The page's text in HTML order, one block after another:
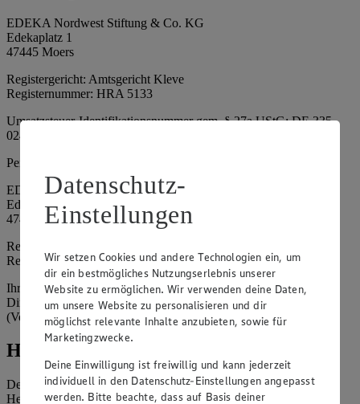
EDEKA Nordwest Stiftung & Co. KG
Edekaplatz 1
47445 Moers
Registergericht: Amtsgericht Kleve
Registernummer: HRA 5133
Umsatzsteuer-Identifikationsnummer gem. § 27a UStG: DE 335
024 695
Persönlich haftende Gesellschafterin:
EDEKA Nordwest Handelsstiftung e. K.
Edekaplatz 1
47445 Moers
Registergericht: Amtsgericht Kleve
Registernummer: HRA 5132
Ihrerseits vertreten durch: Frank Breuer (Vorstandsvorsitzender),
Dirk Neuhaus (Vorstandsvorsitzender), Peter Wagener
(Vorstandsvorsitzender)
Hinweise
Der Inhalt dieser Website ist urheberrechtlich geschützt. Der
Herausgeber gewährt Ihnen jedoch das Recht, den auf dieser
Datenschutz-
Einstellungen
Wir setzen Cookies und andere Technologien ein, um
dir ein bestmögliches Nutzungserlebnis unserer
Website zu ermöglichen. Wir verwenden deine Daten,
um unsere Website zu personalisieren und dir
möglichst relevante Inhalte anzubieten, sowie für
Marketingzwecke.
Deine Einwilligung ist freiwillig und kann jederzeit
individuell in den Datenschutz-Einstellungen angepasst
werden. Bitte beachte, dass auf Basis deiner